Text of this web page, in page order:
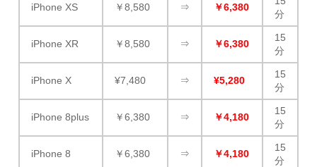
iPhone XS ￥8,580 ⇒ ￥6,380
分
iPhone XR ￥8,580 ⇒ ￥6,380
15
分
iPhone X ¥7,480 ⇒ ¥5,280
15
分
iPhone 8plus ￥6,380 ⇒ ￥4,180
15
分
iPhone 8 ￥6,380 ⇒ ￥4,180
15
分